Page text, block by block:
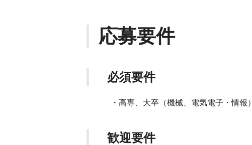
応募要件
必須要件
・高専、大卒（機械、電気電子・情報）
歓迎要件